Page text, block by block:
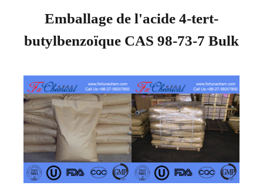
Emballage de l'acide 4-tert-
butylbenzoïque CAS 98-73-7 Bulk